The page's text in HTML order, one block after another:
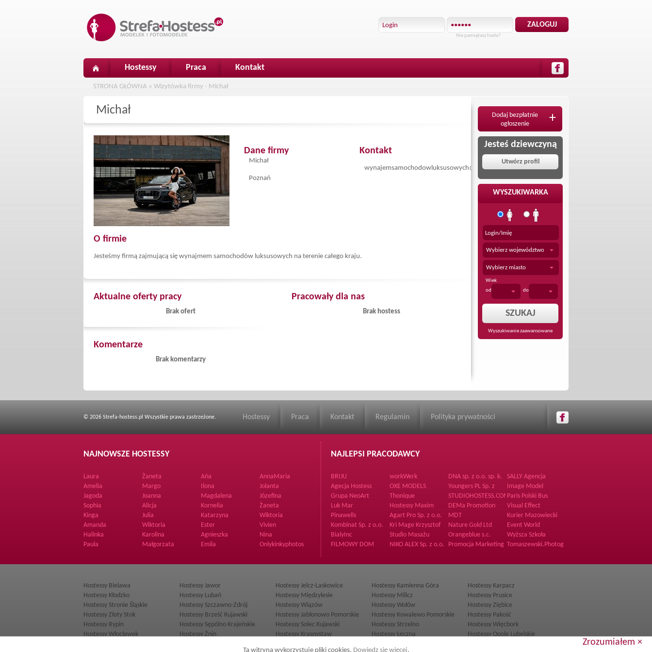
Ta witryna wykorzystuje pliki cookies. Dowiedz się więcej.
Zrozumiałem ×
Nie pamiętasz hasła?
Hostessy Praca Kontakt
STRONA GŁÓWNA » Wizytówka firmy - Michał
Michał
Dane firmy
Michał
Poznań
Kontakt
wynajemsamochodowluksusowych@gmail.com
O firmie
Jesteśmy firmą zajmującą się wynajmem samochodów luksusowych na terenie całego kraju.
Aktualne oferty pracy
Brak ofert
Komentarze
Brak komentarzy
Pracowały dla nas
Brak hostess
Dodaj bezpłatnie
ogłoszenie
+
Jesteś dziewczyną
Utwórz profil
WYSZUKIWARKA
Wybierz województwo
Wybierz miasto
Wiek
od
do
Wyszukiwanie zaawansowane
© 2026 Strefa-hostess.pl Wszystkie prawa zastrzeżone. Hostessy Praca Kontakt Regulamin Polityka prywatności
NAJNOWSZE HOSTESSY
Laura Żaneta Ańa
AnnaMaria
Amelia
Margo Ilona
Jolanta
Jagoda
Joanna Magdalena
Józefina
Sophia
Alicja Kornelia
Żaneta
Kinga
Julia Katarzyna
Wiktoria
Amanda
Wiktoria Ester
Vivien
Halinka
Karolina Agnieszka
Nina
Paula
Małgorzata Emila Onlykinkyphotos
NAJLEPSI PRACODAWCY
BRIJU workWerk DNA sp. z o.o. sp. k.
SALLY Agencja
Hostess i
Promotorów
Agecja Hostess
InPlus
OXE MODELS
Youngers PL Sp. z
o.o.
Image Model
Management
Grupa NeoArt Thonique STUDIOHOSTESS.COMParis Polski Bus
Luk Mar
Hostessy Maxim
DEMa Promotion
Polska Sp. z o.o. Sp.
Komandytowa
Visual Effect
Pinawells
Agart Pro Sp. z o.o. MDT
Kurier Mazowiecki
Kombinat Sp. z o.o.
Sp.k.
Kri Mage Krzysztof
Zdrzałka
Nature Gold Ltd
Event World
BialyInc
Studio Masażu Orangeblue s.c.
Wyższa Szkoła
Techniczna w
FILMOWY DOM
NIKO ALEX Sp. z o.o. Promocja Marketing Tomaszewski.Photography
Hostessy Bielawa Hostessy Jawor Hostessy Jelcz-Laskowice Hostessy Kamienna Góra
Hostessy Karpacz
Hostessy Kłodzko
Hostessy Lubań Hostessy Międzylesie Hostessy Milicz
Hostessy Prusice
Hostessy Stronie Śląskie
Hostessy Szczawno-Zdrój Hostessy Wiązów Hostessy Wołów
Hostessy Ziębice
Hostessy Złoty Stok
Hostessy Brześć Kujawski Hostessy Jabłonowo Pomorskie Hostessy Kowalewo Pomorskie
Hostessy Pakość
Hostessy Rypin
Hostessy Sępólno Krajeńskie Hostessy Solec Kujawski Hostessy Strzelno
Hostessy Więcbork
Hostessy Włocławek
Hostessy Żnin Hostessy Krasnystaw Hostessy Łęczna
Hostessy Opole Lubelskie